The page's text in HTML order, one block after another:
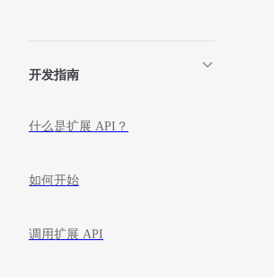
开发指南
什么是扩展 API？
如何开始
调用扩展 API